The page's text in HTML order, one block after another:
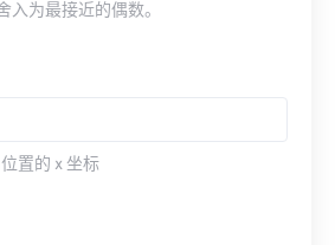
入为最接近的偶数。
置的 x 坐标